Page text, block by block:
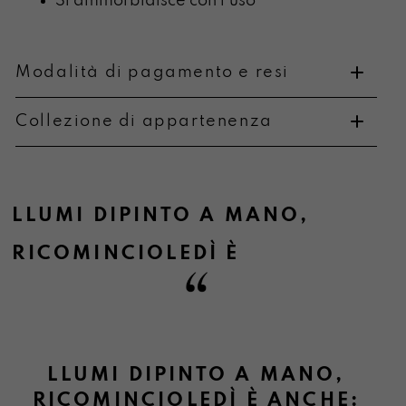
Modalità di pagamento e resi
Informazioni sulla consegna
Informazioni su cambi e resi
Collezione di appartenenza
LLUMI DIPINTO A MANO ,
RICOMINCIOLEDÌ
È
LLUMI DIPINTO A MANO,
RICOMINCIOLEDÌ È ANCHE: